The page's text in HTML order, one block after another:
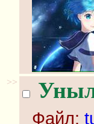
>>
Файл: